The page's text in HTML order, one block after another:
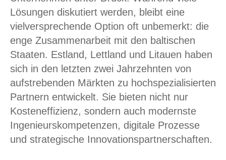
Lösungen diskutiert werden, bleibt eine
vielversprechende Option oft unbemerkt: die
enge Zusammenarbeit mit den baltischen
Staaten. Estland, Lettland und Litauen haben
sich in den letzten zwei Jahrzehnten von
aufstrebenden Märkten zu hochspezialisierten
Partnern entwickelt. Sie bieten nicht nur
Kosteneffizienz, sondern auch modernste
Ingenieurskompetenzen, digitale Prozesse
und strategische Innovationspartnerschaften.